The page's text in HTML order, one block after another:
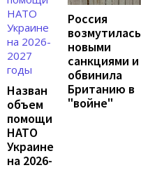
Назван
объем
помощи
НАТО
Украине
на 2026-
Россия
возмутилась
новыми
санкциями и
обвинила
Британию в
"войне"